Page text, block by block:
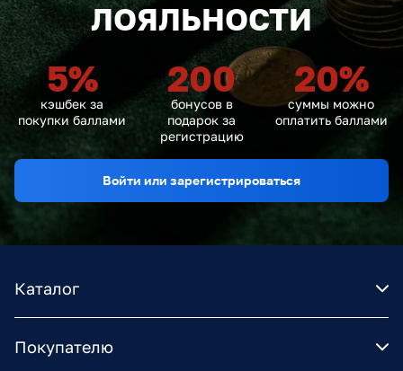
ЛОЯЛЬНОСТИ
5%
кэшбек за
покупки баллами
200
бонусов в
подарок за
регистрацию
20%
суммы можно
оплатить баллами
Войти или зарегистрироваться
Каталог
Покупателю